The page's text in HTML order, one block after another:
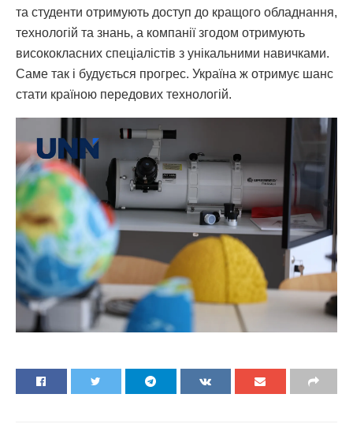
та студенти отримують доступ до кращого обладнання,
технологій та знань, а компанії згодом отримують
висококласних спеціалістів з унікальними навичками.
Саме так і будується прогрес. Україна ж отримує шанс
стати країною передових технологій.